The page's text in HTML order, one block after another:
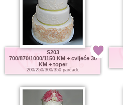
S203
700/870/1000/1150 KM+ cvijeće 30
KM + toper
200/250/300/350 parčadi.